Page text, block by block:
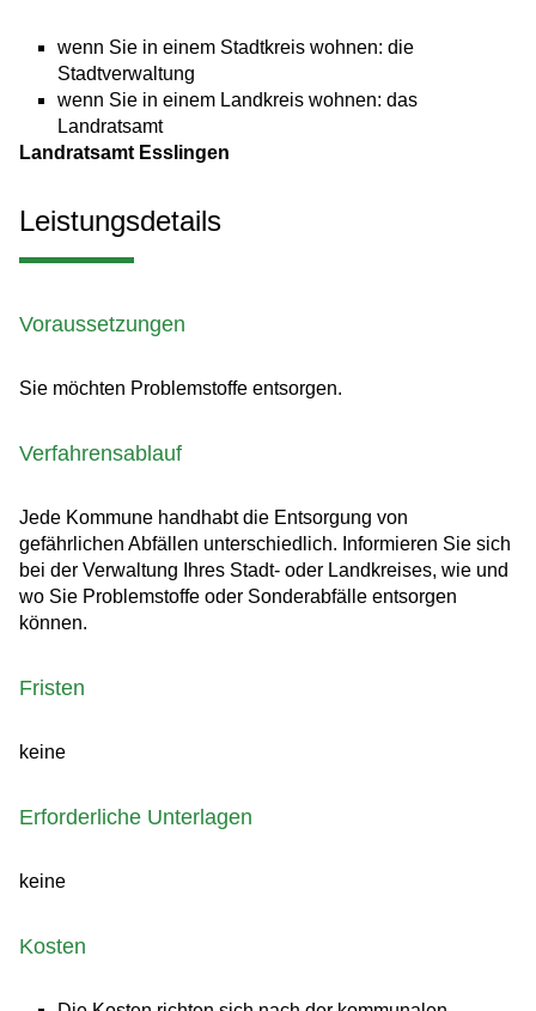
wenn Sie in einem Stadtkreis wohnen: die
Stadtverwaltung
wenn Sie in einem Landkreis wohnen: das
Landratsamt
Landratsamt Esslingen
Leistungsdetails
Voraussetzungen
Sie möchten Problemstoffe entsorgen.
Verfahrensablauf
Jede Kommune handhabt die Entsorgung von
gefährlichen Abfällen unterschiedlich. Informieren Sie sich
bei der Verwaltung Ihres Stadt- oder Landkreises, wie und
wo Sie Problemstoffe oder Sonderabfälle entsorgen
können.
Fristen
keine
Erforderliche Unterlagen
keine
Kosten